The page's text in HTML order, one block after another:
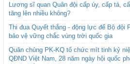
Lương sĩ quan Quân đội cấp úy, cấp tá,
tăng lên nhiều không?
Thi đua Quyết thắng - động lực để Bộ đội
bảo vệ vững chắc vùng trời quốc gia
Quân chủng PK-KQ tổ chức mít tinh kỷ
QĐND Việt Nam, 28 năm ngày hội quốc